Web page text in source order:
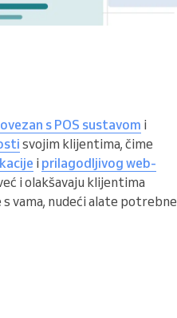
s POS sustavom i
svojim klijentima, čime
i prilagodljivog web-
i olakšavaju klijentima
vama, nudeći alate potrebne